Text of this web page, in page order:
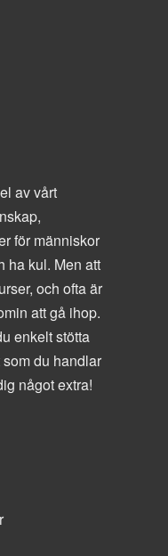
av vårt
för människor
ha kul. Men att
och ofta är
att gå ihop.
enkelt stötta
du handlar
något extra!